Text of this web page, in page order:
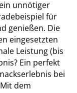
unnötiger
für
genießen. Die
eingesetzten
Leistung (bis
Ein perfekt
bei
dem